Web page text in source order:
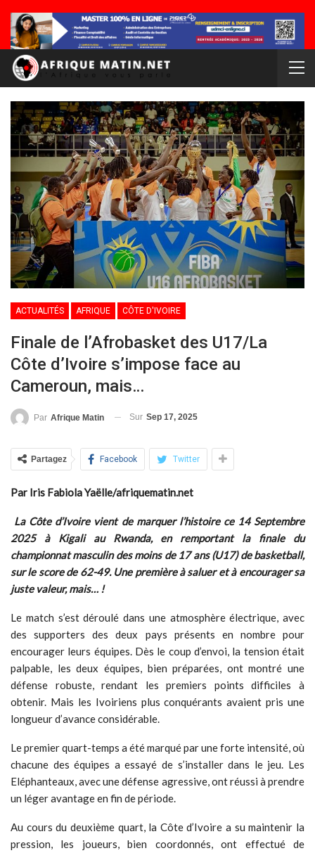
ACTUALITÉS AFRIQUE CÔTE D'IVOIRE
Finale de l’Afrobasket des U17/La
Côte d’Ivoire s’impose face au
Cameroun, mais…
Par Afrique Matin Sur Sep 17, 2025
Partagez Facebook Twitter
Par Iris Fabiola Yaëlle/afriquematin.net
La Côte d’Ivoire vient de marquer l’histoire ce 14 Septembre
2025 à Kigali au Rwanda, en remportant la finale du
championnat masculin des moins de 17 ans (U17) de basketball,
sur le score de 62-49. Une première à saluer et à encourager sa
juste valeur, mais… !
Le match s’est déroulé dans une atmosphère électrique, avec
des supporters des deux pays présents en nombre pour
encourager leurs équipes. Dès le coup d’envoi, la tension était
palpable, les deux équipes, bien préparées, ont montré une
défense robuste, rendant les premiers points difficiles à
obtenir. Mais les Ivoiriens plus conquérants avaient pris une
longueur d’avance considérable.
Le premier quart-temps a été marqué par une forte intensité, où
chacune des équipes a essayé de s’installer dans le jeu. Les
Eléphanteaux, avec une défense agressive, ont réussi à prendre
un léger avantage en fin de période.
Au cours du deuxième quart, la Côte d’Ivoire a su maintenir la
pression, les joueurs, bien coordonnés, ont effectué de